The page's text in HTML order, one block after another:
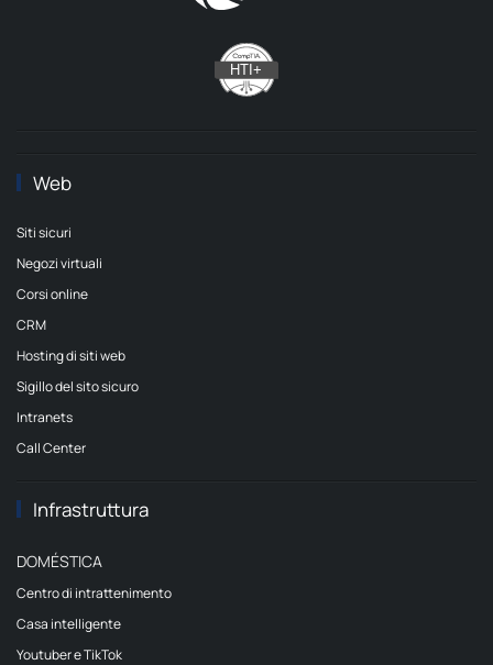
Web
Siti sicuri
Negozi virtuali
Corsi online
CRM
Hosting di siti web
Sigillo del sito sicuro
Intranets
Call Center
Infrastruttura
DOMÉSTICA
Centro di intrattenimento
Casa intelligente
Youtuber e TikTok